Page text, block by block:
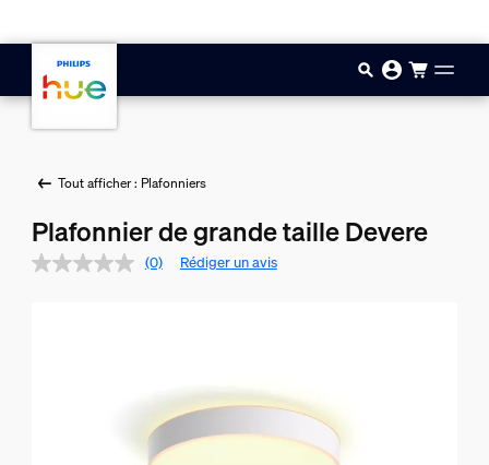
Tout afficher : Plafonniers
Plafonnier de grande taille Devere
(0) Rédiger un avis